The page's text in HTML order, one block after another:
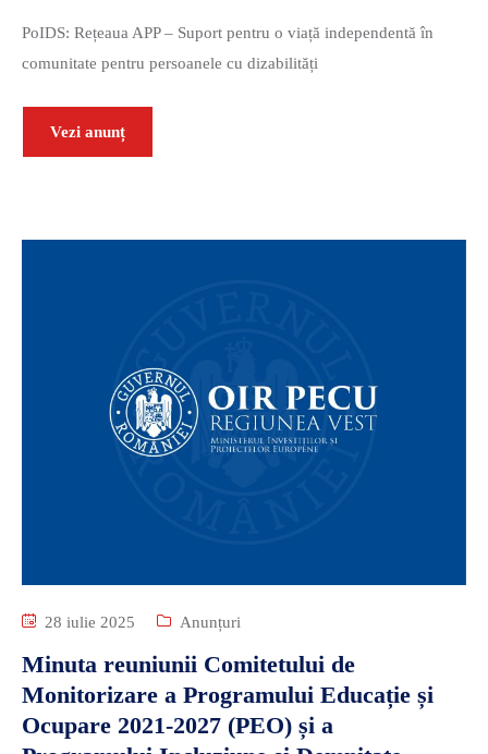
PoIDS: Rețeaua APP – Suport pentru o viață independentă în
comunitate pentru persoanele cu dizabilități
Vezi anunț
28 iulie 2025 Anunțuri
Minuta reuniunii Comitetului de
Monitorizare a Programului Educație și
Ocupare 2021-2027 (PEO) și a